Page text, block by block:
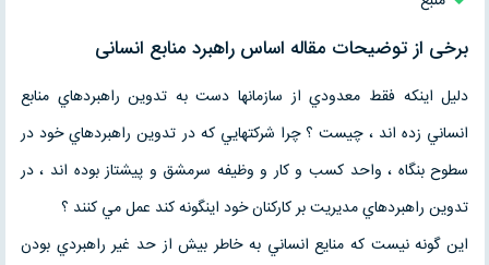
برخی از توضیحات مقاله اساس راهبرد منابع انسانی
دليل اينكه فقط معدودي از سازمانها دست به تدوين راهبردهاي منابع
انساني زده اند ، چيست ؟ چرا شركتهايي كه در تدوين راهبردهاي خود در
سطوح بنگاه ، واحد كسب و كار و وظيفه سرمشق و پيشتاز بوده اند ، در
تدوين راهبردهاي مديريت بر كاركنان خود اينگونه كند عمل مي كنند ؟‌
اين گونه نيست كه منايع انساني به خاطر بيش از حد غير راهبردي بودن